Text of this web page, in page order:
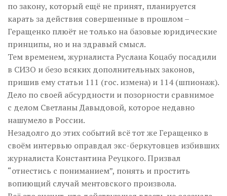
по закону, который ещё не принят, планируется
карать за действия совершенные в прошлом –
Геращенко плюёт не только на базовые юридические
принципы, но и на здравый смысл.
Тем временем, журналиста Руслана Коцабу посадили
в СИЗО и безо всяких дополнительных законов,
пришив ему статьи 111 (гос. измена) и 114 (шпионаж).
Дело по своей абсурдности и позорности сравнимое
с делом Светланы Давыдовой, которое недавно
нашумело в России.
Незадолго до этих событий всё тот же Геращенко в
своём интервью оправдал экс-беркутовцев избивших
журналиста Константина Реуцкого. Призвал
“отнестись с пониманием”, понять и простить
вопиющий случай ментовского произвола.